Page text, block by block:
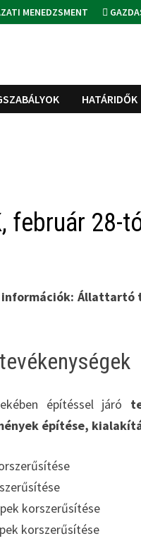
MENEDZSMENT
HATÁRIDŐK
február
Állattartó
építéssel járó
építése,
korszerűsítése
korszerűsítése